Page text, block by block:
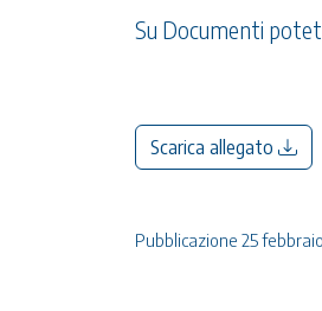
Su Documenti
Scarica allegato
Pubblicazione 25